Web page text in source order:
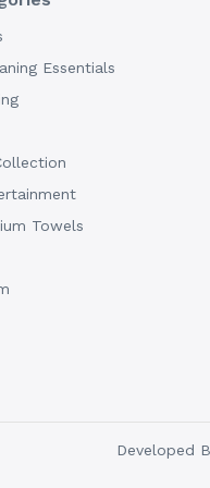
Essentials
Towels
Developed